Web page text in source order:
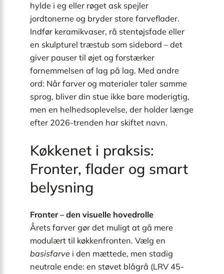
hylde i eg eller røget ask spejler
jordtonerne og bryder store farveflader.
Indfør keramikvaser, rå stentøjsfade eller
en skulpturel træstub som sidebord – det
giver pauser til øjet og forstærker
fornemmelsen af lag på lag. Med andre
ord: Når farver og materialer taler samme
sprog, bliver din stue ikke bare moderigtig,
men en helhedsoplevelse, der holder længe
efter 2026-trenden har skiftet navn.
Køkkenet i praksis:
Fronter, flader og smart
belysning
Fronter – den visuelle hovedrolle
Årets farver gør det muligt at gå mere
modulært til køkkenfronten. Vælg en
basisfarve i den mættede, men stadig
neutrale ende: en støvet blågrå (LRV 45-